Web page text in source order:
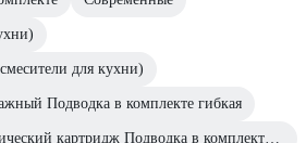
для кухни)
Подводка в комплекте гибкая